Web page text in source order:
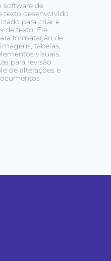
software de
texto desenvolvido
para criar e
de texto. Ele
formatação de
tabelas,
visuais,
para revisão
de alterações e